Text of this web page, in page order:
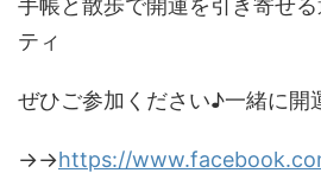
ティ
ぜひご参加ください♪一緒に
→→https://